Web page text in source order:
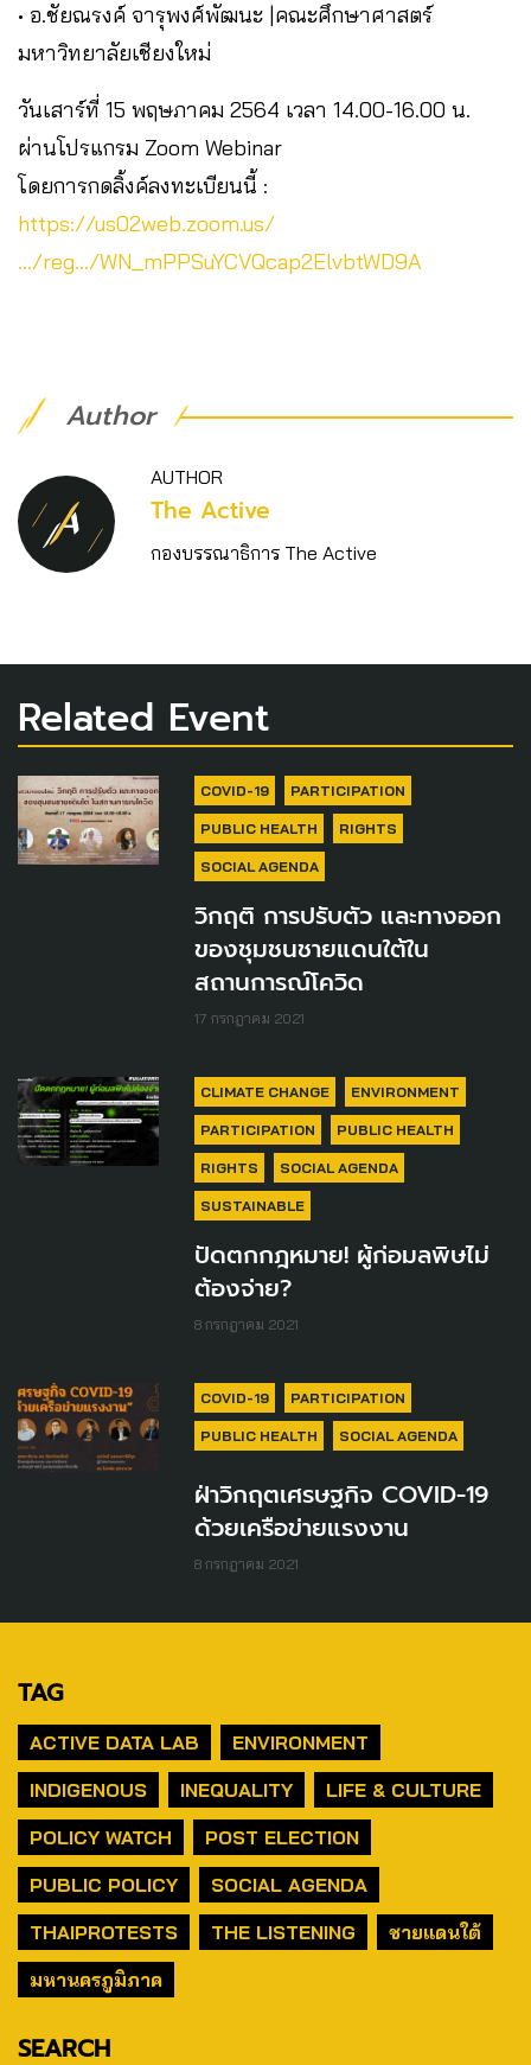
• อ.ชัยณรงค์ จารุพงศ์พัฒนะ |คณะศึกษาศาสตร์
มหาวิทยาลัยเชียงใหม่
วันเสาร์ที่ 15 พฤษภาคม 2564 เวลา 14.00-16.00 น.
ผ่านโปรแกรม Zoom Webinar
โดยการกดลิ้งค์ลงทะเบียนนี้ :
https://us02web.zoom.us/
…/reg…/WN_mPPSuYCVQcap2ElvbtWD9A
Author
AUTHOR
The Active
กองบรรณาธิการ The Active
Related Event
COVID-19 PARTICIPATION
PUBLIC HEALTH RIGHTS
SOCIAL AGENDA
วิกฤติ การปรับตัว และทางออก
ของชุมชนชายแดนใต้ใน
สถานการณ์โควิด
17 กรกฎาคม 2021
CLIMATE CHANGE ENVIRONMENT
PARTICIPATION PUBLIC HEALTH
RIGHTS SOCIAL AGENDA
SUSTAINABLE
ปัดตกกฎหมาย! ผู้ก่อมลพิษไม่
ต้องจ่าย?
8 กรกฎาคม 2021
COVID-19 PARTICIPATION
PUBLIC HEALTH SOCIAL AGENDA
ฝ่าวิกฤตเศรษฐกิจ COVID-19
ด้วยเครือข่ายแรงงาน
8 กรกฎาคม 2021
TAG
ACTIVE DATA LAB
ENVIRONMENT
INDIGENOUS
INEQUALITY
LIFE & CULTURE
POLICY WATCH
POST ELECTION
PUBLIC POLICY
SOCIAL AGENDA
THAIPROTESTS
THE LISTENING
ชายแดนใต้
มหานครภูมิภาค
SEARCH